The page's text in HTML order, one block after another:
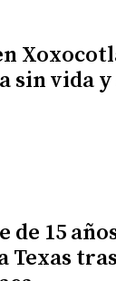
sin vida y
de 15
Texas